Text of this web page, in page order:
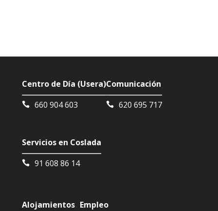
Centro de Día (Usera)
660 904 603
Comunicación
620 695 717
Servicios en Coslada
91 608 86 14
Alojamientos Empleo